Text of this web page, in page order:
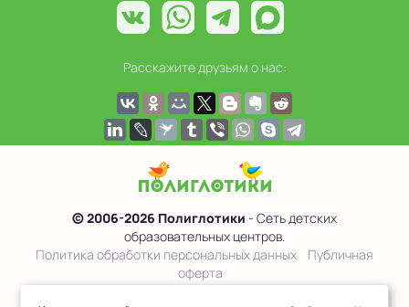
Расскажите друзьям о нас:
© 2006-2026 Полиглотики - Сеть детских
образовательных центров.
Политика обработки персональных данных
Публичная
оферта
Сведения об образовательной организации